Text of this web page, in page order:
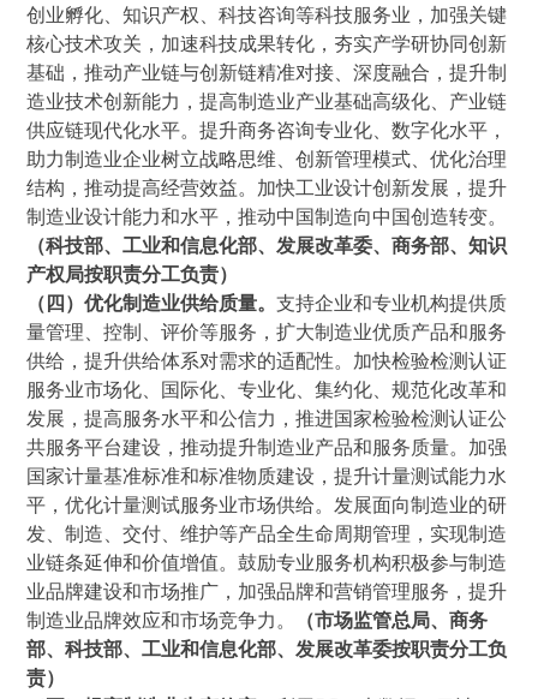
创业孵化、知识产权、科技咨询等科技服务业，加强关键
核心技术攻关，加速科技成果转化，夯实产学研协同创新
基础，推动产业链与创新链精准对接、深度融合，提升制
造业技术创新能力，提高制造业产业基础高级化、产业链
供应链现代化水平。提升商务咨询专业化、数字化水平，
助力制造业企业树立战略思维、创新管理模式、优化治理
结构，推动提高经营效益。加快工业设计创新发展，提升
制造业设计能力和水平，推动中国制造向中国创造转变。
（科技部、工业和信息化部、发展改革委、商务部、知识
产权局按职责分工负责）
（四）优化制造业供给质量。支持企业和专业机构提供质
量管理、控制、评价等服务，扩大制造业优质产品和服务
供给，提升供给体系对需求的适配性。加快检验检测认证
服务业市场化、国际化、专业化、集约化、规范化改革和
发展，提高服务水平和公信力，推进国家检验检测认证公
共服务平台建设，推动提升制造业产品和服务质量。加强
国家计量基准标准和标准物质建设，提升计量测试能力水
平，优化计量测试服务业市场供给。发展面向制造业的研
发、制造、交付、维护等产品全生命周期管理，实现制造
业链条延伸和价值增值。鼓励专业服务机构积极参与制造
业品牌建设和市场推广，加强品牌和营销管理服务，提升
制造业品牌效应和市场竞争力。
（市场监管总局、商务
部、科技部、工业和信息化部、发展改革委按职责分工负
责）